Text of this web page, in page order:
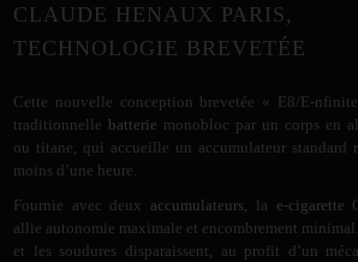
CLAUDE HENAUX PARIS,
TECHNOLOGIE BREVETÉE
Cette nouvelle conception brevetée « E8/E-
traditionnelle batterie monobloc par un corps en
ou titane, qui accueille un accumulateur standard
moins d’une heure.
Fournie avec deux accumulateurs , la e-cigarette
allie autonomie maximale et encombrement
et les soudures disparaissent, au profit d’un